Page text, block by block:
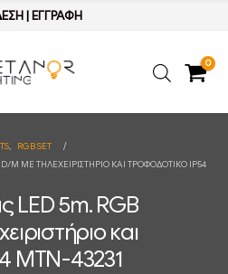
| ΕΓΓΡΑΦΗ
0
,
RGB SET
M ΜΕ ΤΗΛΕΧΕΙΡΙΣΤΉΡΙΟ ΚΑΙ ΤΡΟΦΟΔΟΤΙΚΌ IP54
LED 5m. RGB
και
MTN-43231